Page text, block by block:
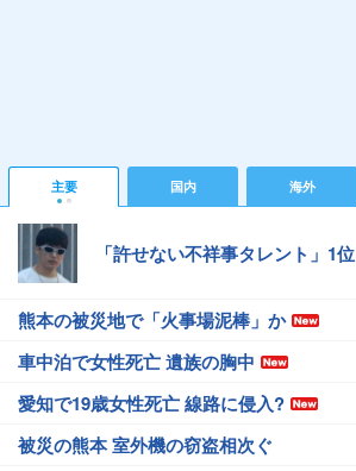
主要 国内 海外
「許せない不祥事タレント」1位
熊本の被災地で「火事場泥棒」か
車中泊で女性死亡 遺族の胸中
愛知で19歳女性死亡 線路に侵入?
被災の熊本 室外機の窃盗相次ぐ